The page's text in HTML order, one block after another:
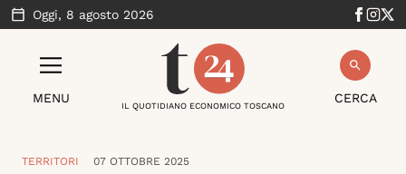
Oggi, 8 agosto 2026
MENU CERCA
IL QUOTIDIANO ECONOMICO TOSCANO
TERRITORI 07 OTTOBRE 2025